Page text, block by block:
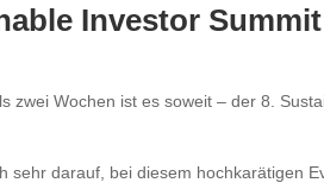
Investor
zwei Wochen ist es soweit – der 8.
sehr darauf, bei diesem hochkarätigen